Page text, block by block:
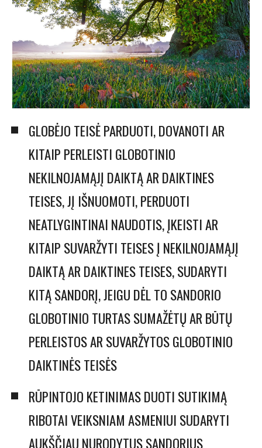
GLOBĖJO TEISĖ PARDUOTI, DOVANOTI AR
KITAIP PERLEISTI GLOBOTINIO
NEKILNOJAMĄJĮ DAIKTĄ AR DAIKTINES
TEISES, JĮ IŠNUOMOTI, PERDUOTI
NEATLYGINTINAI NAUDOTIS, ĮKEISTI AR
KITAIP SUVARŽYTI TEISES Į NEKILNOJAMĄJĮ
DAIKTĄ AR DAIKTINES TEISES, SUDARYTI
KITĄ SANDORĮ, JEIGU DĖL TO SANDORIO
GLOBOTINIO TURTAS SUMAŽĖTŲ AR BŪTŲ
PERLEISTOS AR SUVARŽYTOS GLOBOTINIO
DAIKTINĖS TEISĖS
RŪPINTOJO KETINIMAS DUOTI SUTIKIMĄ
RIBOTAI VEIKSNIAM ASMENIUI SUDARYTI
AUKŠČIAU NURODYTUS SANDORIUS